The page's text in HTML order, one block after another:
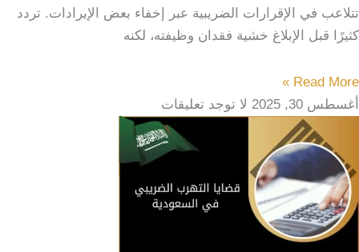
تتلاعب في الإقرارات الضريبية عبر إخفاء بعض الإيرادات. تردد
كثيرًا قبل الإبلاغ خشية فقدان وظيفته، لكنه
Read More »
أغسطس 30, 2025
لا توجد تعليقات